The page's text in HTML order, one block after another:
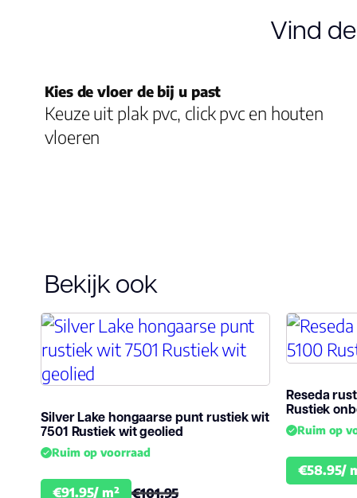
Vind
Kies de vloer de bij u past
Keuze uit plak pvc, click pvc en houten
vloeren
Bekijk ook
Silver Lake hongaarse punt rustiek wit
7501 Rustiek wit geolied
Ruim op voorraad
€91.95/ m² €101.95
Reseda
Rustiek
Ruim op
€58.95/